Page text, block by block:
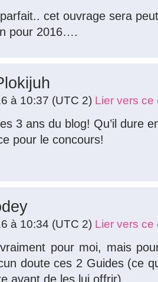
cet ouvrage sera
pour 2016….
à 10:37 (UTC 2) Lier vers ce
3 ans du blog! Qu’il dure
pour le concours!
à 10:34 (UTC 2) Lier vers ce
pour moi, mais
doute ces 2 Guides (ce
avant de les lui offrir).